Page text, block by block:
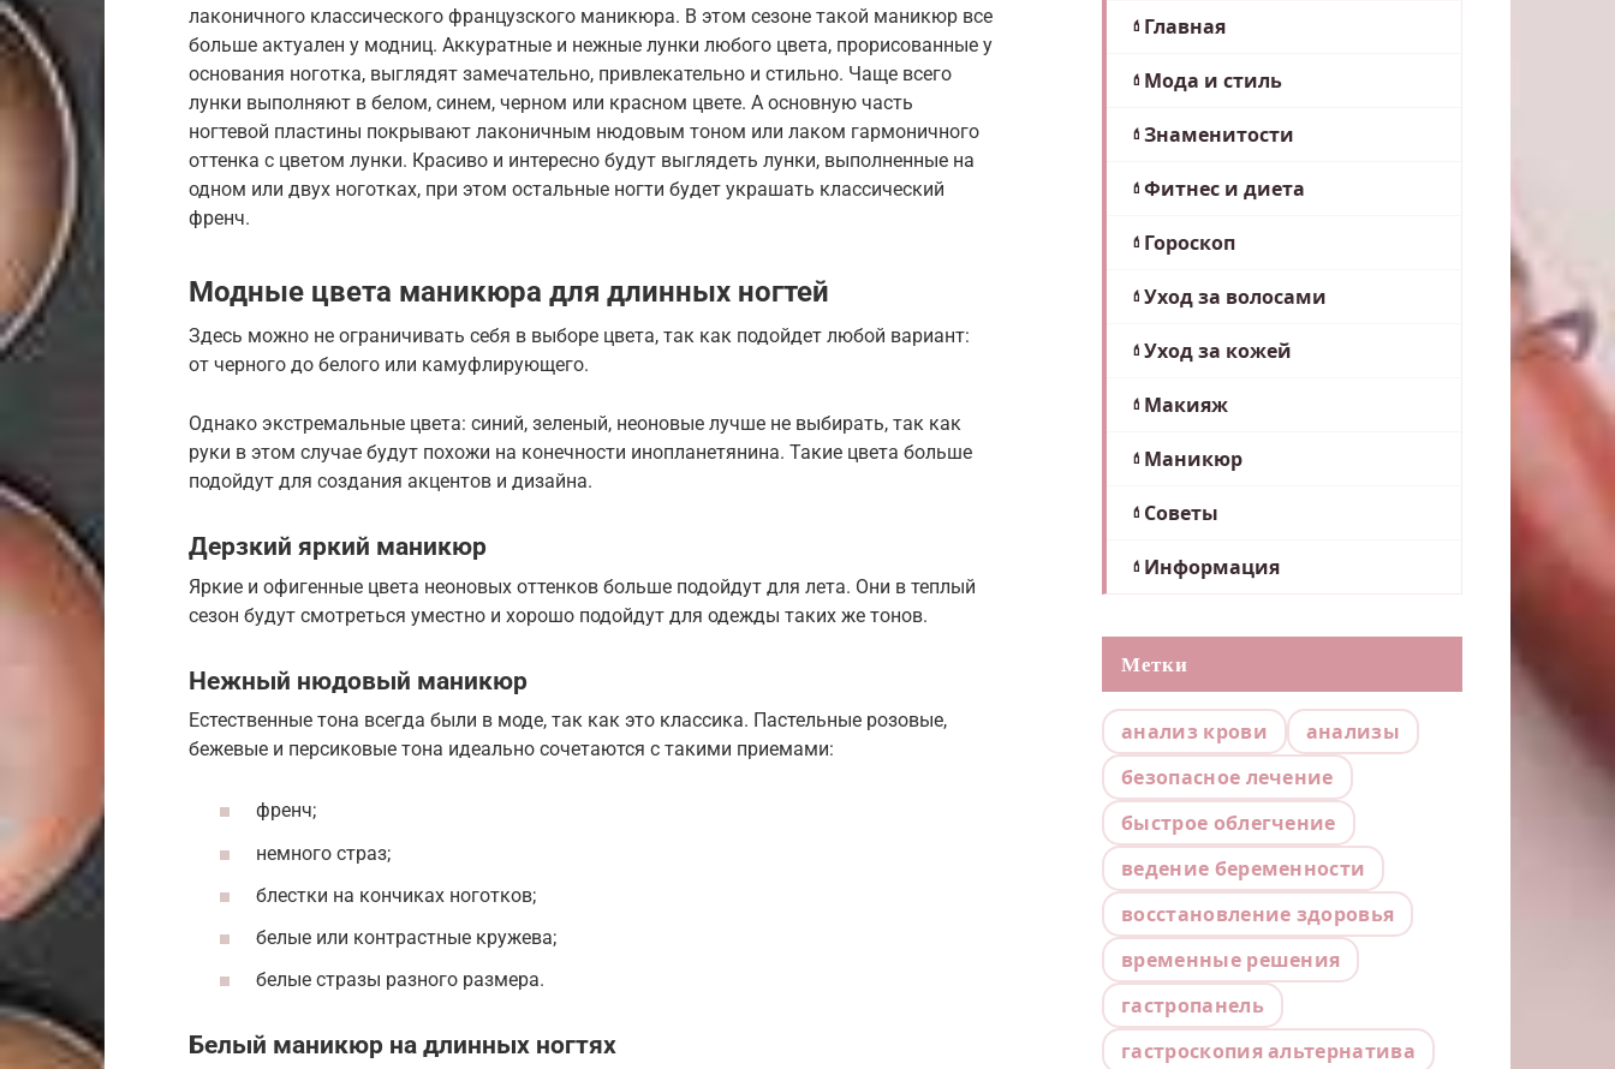
лаконичного классического французского маникюра. В этом сезоне такой маникюр все
больше актуален у модниц. Аккуратные и нежные лунки любого цвета, прорисованные у
основания ноготка, выглядят замечательно, привлекательно и стильно. Чаще всего
лунки выполняют в белом, синем, черном или красном цвете. А основную часть
ногтевой пластины покрывают лаконичным нюдовым тоном или лаком гармоничного
оттенка с цветом лунки. Красиво и интересно будут выглядеть лунки, выполненные на
одном или двух ноготках, при этом остальные ногти будет украшать классический
френч.
Модные цвета маникюра для длинных ногтей
Здесь можно не ограничивать себя в выборе цвета, так как подойдет любой вариант:
от черного до белого или камуфлирующего.
Однако экстремальные цвета: синий, зеленый, неоновые лучше не выбирать, так как
руки в этом случае будут похожи на конечности инопланетянина. Такие цвета больше
подойдут для создания акцентов и дизайна.
Дерзкий яркий маникюр
Яркие и офигенные цвета неоновых оттенков больше подойдут для лета. Они в теплый
сезон будут смотреться уместно и хорошо подойдут для одежды таких же тонов.
Нежный нюдовый маникюр
Естественные тона всегда были в моде, так как это классика. Пастельные розовые,
бежевые и персиковые тона идеально сочетаются с такими приемами:
френч;
немного страз;
блестки на кончиках ноготков;
белые или контрастные кружева;
белые стразы разного размера.
Белый маникюр на длинных ногтях
Главная
Мода и стиль
Знаменитости
Фитнес и диета
Гороскоп
Уход за волосами
Уход за кожей
Макияж
Маникюр
Советы
Информация
Метки
анализ крови
анализы
безопасное лечение
быстрое облегчение
ведение беременности
восстановление здоровья
временные решения
гастропанель
гастроскопия альтернатива